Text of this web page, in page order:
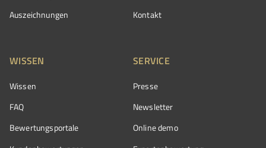
Auszeichnungen
Kontakt
WISSEN
Wissen
FAQ
Bewertungsportale
SERVICE
Presse
Newsletter
Online demo